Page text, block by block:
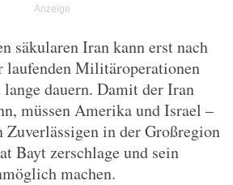
säkularen Iran kann erst nach
laufenden Militäroperationen
dauern. Damit der Iran
müssen Amerika und Israel –
Zuverlässigen in der Großregion
Bayt zerschlage und sein
machen.